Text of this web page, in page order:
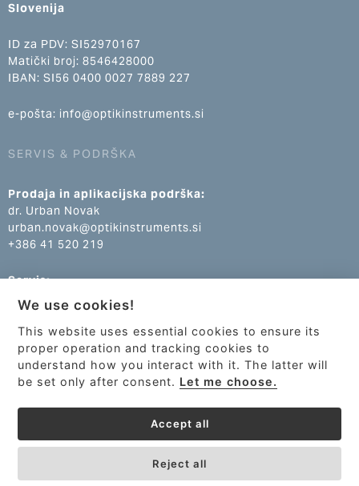
Slovenija
ID za PDV: SI52970167
Matički broj: 8546428000
IBAN: SI56 0400 0027 7889 227
e-pošta: info@optikinstruments.si
SERVIS & PODRŠKA
Prodaja in aplikacijska podrška:
dr. Urban Novak
urban.novak@optikinstruments.si
+386 41 520 219
Servis:
Klemen Žumer
klemen.zumer@optikinstruments.si
+386 70 688 269
We use cookies!
This website uses essential cookies to ensure its
proper operation and tracking cookies to
understand how you interact with it. The latter will
be set only after consent. Let me choose.
Accept all
Reject all